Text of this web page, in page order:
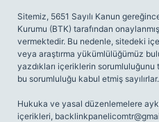
Sitemiz, 5651 Sayılı Kanun
Kurumu (BTK) tarafından
vermektedir. Bu nedenle, sitedeki
veya araştırma yükümlülüğümüz
yazdıkları içeriklerin
bu sorumluluğu kabul etmiş sayılırlar.
Hukuka ve yasal düzenlemelere
içerikleri,